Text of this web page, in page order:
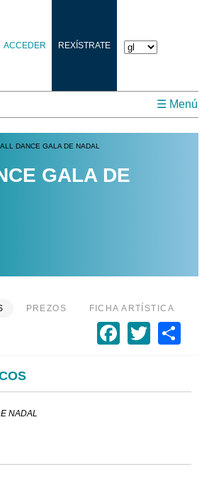
ACCEDER REXÍSTRATE
☰ Menú
aquí
DANCE GALA DE NADAL
GALA DE
PREZOS FICHA ARTÍSTICA
NADAL